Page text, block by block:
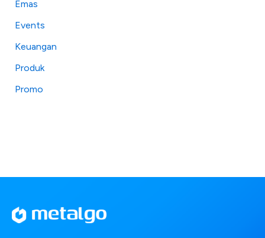
Emas
Events
Keuangan
Produk
Promo